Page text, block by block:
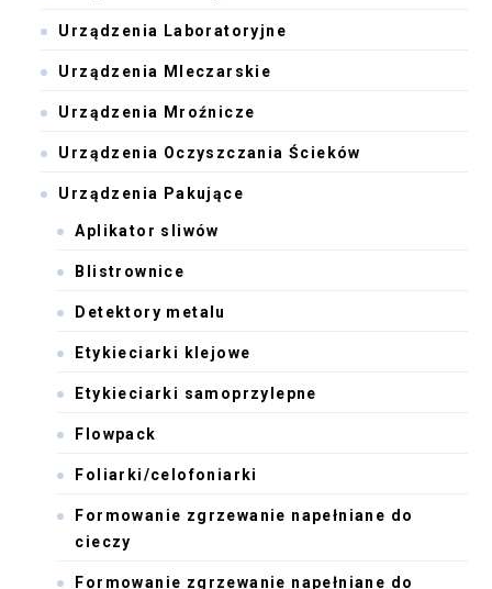
Urządzenia Laboratoryjne
Urządzenia Mleczarskie
Urządzenia Mroźnicze
Urządzenia Oczyszczania Ścieków
Urządzenia Pakujące
Aplikator sliwów
Blistrownice
Detektory metalu
Etykieciarki klejowe
Etykieciarki samoprzylepne
Flowpack
Foliarki/celofoniarki
Formowanie zgrzewanie napełniane do
cieczy
Formowanie zgrzewanie napełniane do